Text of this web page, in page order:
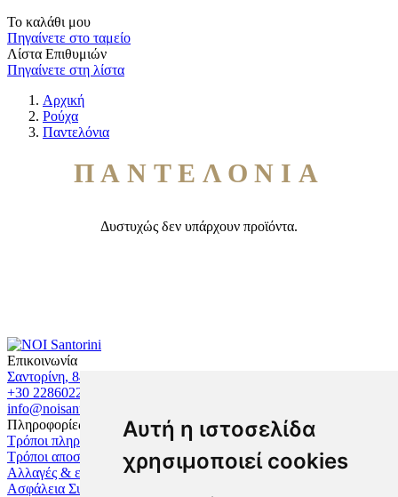
Αυτή η ιστοσελίδα
χρησιμοποιεί cookies
Το καλάθι μου
Πηγαίνετε στο ταμείο
Λίστα Επιθυμιών
Πηγαίνετε στη λίστα
Αρχική
Ρούχα
Παντελόνια
ΠΑΝΤΕΛΌΝΙΑ
Δυστυχώς δεν υπάρχουν προϊόντα.
Επικοινωνία
Σαντορίνη, 84700, Ελλάδα
+30 2286022280
info@noisantorini.com
Πληροφορίες
Τρόποι πληρωμής
Τρόποι αποστολής
Αλλαγές & επιστροφές
Ασφάλεια Συναλλαγών